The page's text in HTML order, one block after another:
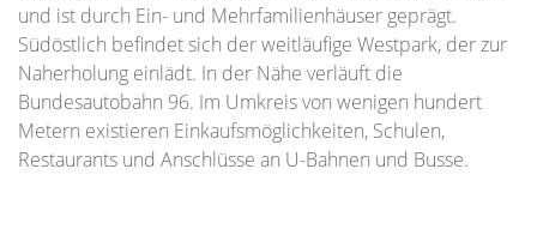
und ist durch Ein- und Mehrfamilienhäuser geprägt.
Südöstlich befindet sich der weitläufige Westpark, der zur
Naherholung einlädt. In der Nähe verläuft die
Bundesautobahn 96. Im Umkreis von wenigen hundert
Metern existieren Einkaufsmöglichkeiten, Schulen,
Restaurants und Anschlüsse an U-Bahnen und Busse.